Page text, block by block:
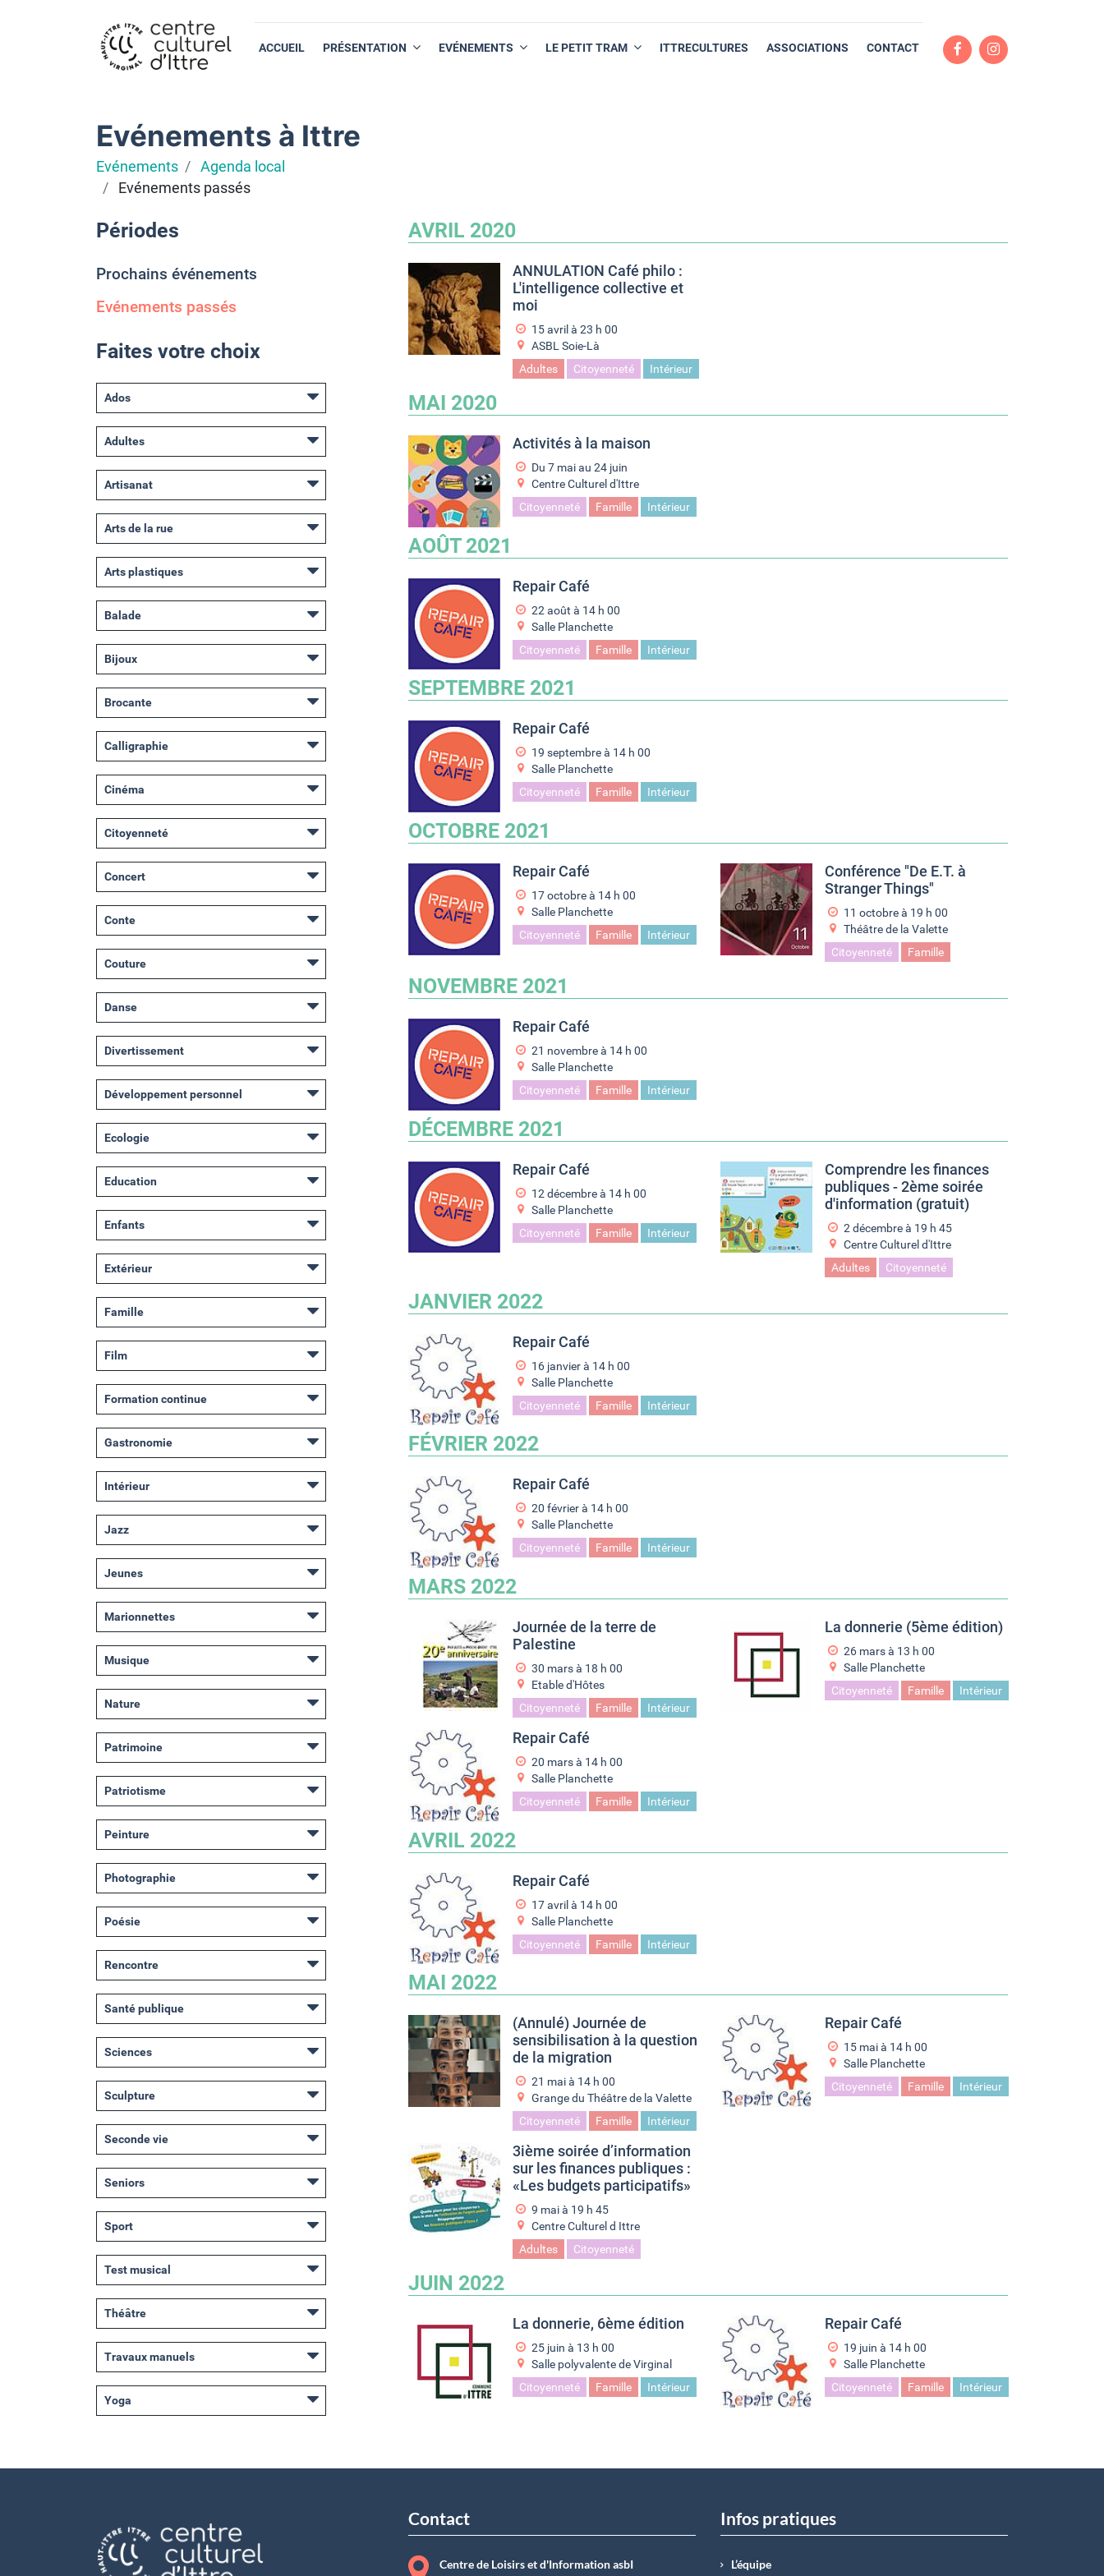
ACCUEIL PRÉSENTATION EVÉNEMENTS LE PETIT TRAM ITTRECULTURES ASSOCIATIONS CONTACT
Evénements à Ittre
Evénements
Agenda local
Evénements passés
Périodes
Prochains événements
Evénements passés
Faites votre choix
Ados
Adultes
Artisanat
Arts de la rue
Arts plastiques
Balade
Bijoux
Brocante
Calligraphie
Cinéma
Citoyenneté
Concert
Conte
Couture
Danse
Divertissement
Développement personnel
Ecologie
Education
Enfants
Extérieur
Famille
Film
Formation continue
Gastronomie
Intérieur
Jazz
Jeunes
Marionnettes
Musique
Nature
Patrimoine
Patriotisme
Peinture
Photographie
Poésie
Rencontre
Santé publique
Sciences
Sculpture
Seconde vie
Seniors
Sport
Test musical
Théâtre
Travaux manuels
Yoga
AVRIL 2020
ANNULATION Café philo :
L'intelligence collective et
moi
15 avril à 23 h 00
ASBL Soie-Là
Adultes
Citoyenneté Intérieur
MAI 2020
Activités à la maison
Du 7 mai au 24 juin
Centre Culturel d'Ittre
Citoyenneté
Famille Intérieur
AOÛT 2021
Repair Café
22 août à 14 h 00
Salle Planchette
Citoyenneté
Famille Intérieur
SEPTEMBRE 2021
Repair Café
19 septembre à 14 h 00
Salle Planchette
Citoyenneté
Famille Intérieur
OCTOBRE 2021
Repair Café
17 octobre à 14 h 00
Salle Planchette
Citoyenneté
Famille Intérieur
Conférence "De E.T. à
Stranger Things"
11 octobre à 19 h 00
Théâtre de la Valette
Citoyenneté
Famille
NOVEMBRE 2021
Repair Café
21 novembre à 14 h 00
Salle Planchette
Citoyenneté
Famille Intérieur
DÉCEMBRE 2021
Repair Café
12 décembre à 14 h 00
Salle Planchette
Citoyenneté
Famille Intérieur
Comprendre les finances
publiques - 2ème soirée
d'information (gratuit)
2 décembre à 19 h 45
Centre Culturel d'Ittre
Adultes
Citoyenneté
JANVIER 2022
Repair Café
16 janvier à 14 h 00
Salle Planchette
Citoyenneté
Famille Intérieur
FÉVRIER 2022
Repair Café
20 février à 14 h 00
Salle Planchette
Citoyenneté
Famille Intérieur
MARS 2022
Journée de la terre de
Palestine
30 mars à 18 h 00
Etable d'Hôtes
Citoyenneté
Famille Intérieur
La donnerie (5ème édition)
26 mars à 13 h 00
Salle Planchette
Citoyenneté
Famille Intérieur
Repair Café
20 mars à 14 h 00
Salle Planchette
Citoyenneté
Famille Intérieur
AVRIL 2022
Repair Café
17 avril à 14 h 00
Salle Planchette
Citoyenneté
Famille Intérieur
MAI 2022
(Annulé) Journée de
sensibilisation à la question
de la migration
21 mai à 14 h 00
Grange du Théâtre de la Valette
Citoyenneté
Famille Intérieur
Repair Café
15 mai à 14 h 00
Salle Planchette
Citoyenneté
Famille Intérieur
3ième soirée d’information
sur les finances publiques :
«Les budgets participatifs»
9 mai à 19 h 45
Centre Culturel d Ittre
Adultes
Citoyenneté
JUIN 2022
La donnerie, 6ème édition
25 juin à 13 h 00
Salle polyvalente de Virginal
Citoyenneté
Famille Intérieur
Repair Café
19 juin à 14 h 00
Salle Planchette
Citoyenneté
Famille Intérieur
Contact
Centre de Loisirs et d'Information asbI
Infos pratiques
L’équipe